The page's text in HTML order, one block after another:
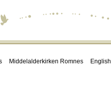
Middelalderkirken Romnes English